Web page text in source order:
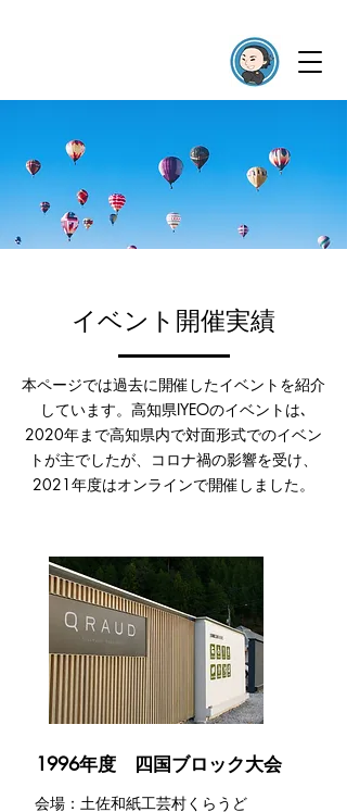
イベント開催実績
本ページでは過去に開催したイベントを紹介
しています。高知県IYEOのイベントは､
2020年まで高知県内で対面形式でのイベン
トが主でしたが、コロナ禍の影響を受け、
2021年度はオンラインで開催しました。
1996年度 四国ブロック大会
​会場：土佐和紙工芸村くらうど